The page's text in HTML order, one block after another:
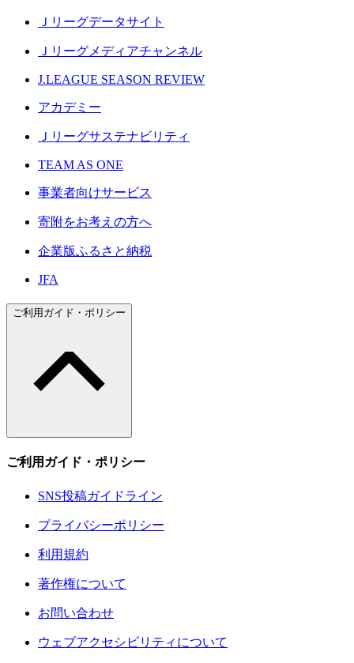
Ｊリーグデータサイト
Ｊリーグメディアチャンネル
J.LEAGUE SEASON REVIEW
アカデミー
Ｊリーグサステナビリティ
TEAM AS ONE
事業者向けサービス
寄附をお考えの方へ
企業版ふるさと納税
JFA
ご利用ガイド・ポリシー
ご利用ガイド・ポリシー
SNS投稿ガイドライン
プライバシーポリシー
利用規約
著作権について
お問い合わせ
ウェブアクセシビリティについて